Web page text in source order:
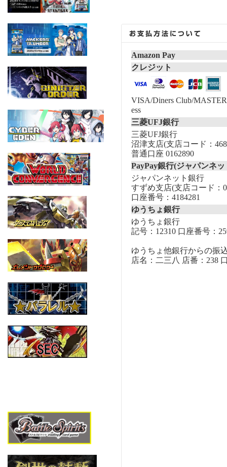
Amazon Pay
クレジット
VISA/Diners Club/
ess
三菱UFJ銀行
三菱UFJ銀行
沼津支店(支店コード：
普通口座 0162890
PayPay銀行(ジャパンネ
ジャパンネット銀行
すずめ支店(支店コード：
口座番号：4184281
ゆうちょ銀行
ゆうちょ銀行
記号：12310 口座番号：
ゆうちょ他銀行からの振
店名：二三八 店番：238